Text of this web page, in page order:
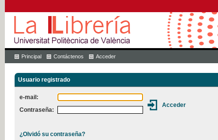
Principal Contáctenos Acceder
Usuario registrado
e-mail:
Contraseña:
¿Olvidó su contraseña?